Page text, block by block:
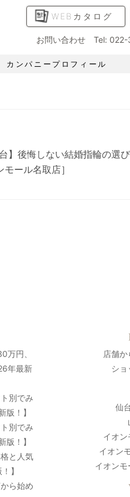
WEBカタログ
お問い合わせ Tel: 022-
カンパニープロフィール
】後悔しない結婚指輪の選
モール名取店］
万円、
年最新
別でみ
版！】
別でみ
版！】
と人気
】
ら始め
店舗
ショ
仙
イオ
イオン
イオン